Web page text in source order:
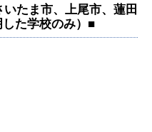
たま市、上尾市、蓮田
た学校のみ）■